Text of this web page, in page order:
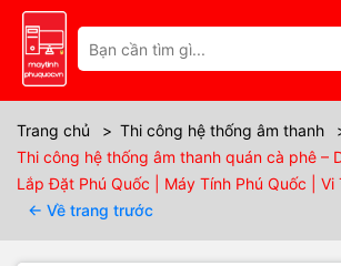
Trang chủ > Thi công hệ thống âm thanh
Thi công hệ thống âm thanh quán cà phê –
Lắp Đặt Phú Quốc | Máy Tính Phú Quốc | Vi
← Về trang trước
Thông số kỹ thuật
🔊 Thi công hệ thống
quán cà phê chuyên
êm, phủ đều, không chói